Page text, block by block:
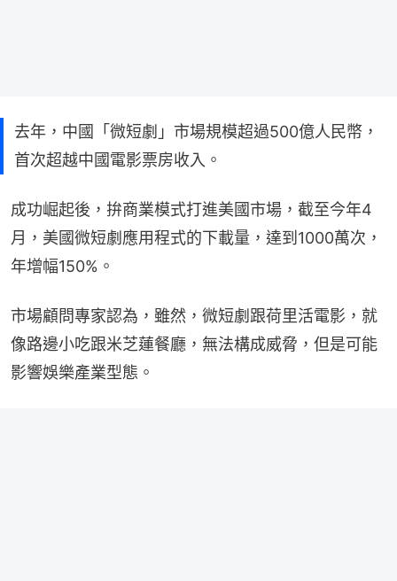
去年，中國「微短劇」市場規模超過500億人民幣，
首次超越中國電影票房收入。
成功崛起後，拚商業模式打進美國市場，截至今年4
月，美國微短劇應用程式的下載量，達到1000萬次，
年增幅150%。
市場顧問專家認為，雖然，微短劇跟荷里活電影，就
像路邊小吃跟米芝蓮餐廳，無法構成威脅，但是可能
影響娛樂產業型態。